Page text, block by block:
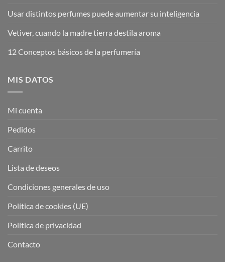
Usar distintos perfumes puede aumentar su inteligencia
Vetiver, cuando la madre tierra destila aroma
12 Conceptos básicos de la perfumería
MIS DATOS
Mi cuenta
Pedidos
Carrito
Lista de deseos
Condiciones generales de uso
Política de cookies (UE)
Política de privacidad
Contacto